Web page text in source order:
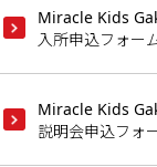
Miracle Kids
入所申込フォー
Miracle Kids
説明会申込フォ